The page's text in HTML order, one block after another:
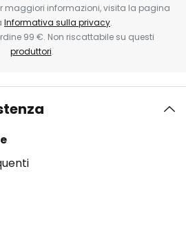
maggiori informazioni, visita la pagina
Informativa sulla privacy.
99 €. Non riscattabile su questi
produttori.